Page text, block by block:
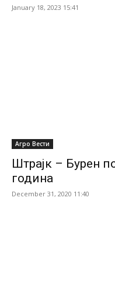
January 18, 2023 15:41
Агро Вести
Штрајк – Бурен
година
December 31, 2020 11:40